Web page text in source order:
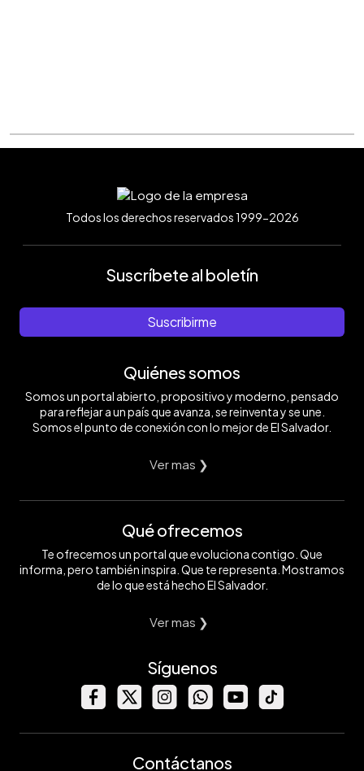
Todos los derechos reservados 1999-2026
Suscríbete al boletín
Suscribirme
Quiénes somos
Somos un portal abierto, propositivo y moderno, pensado
para reflejar a un país que avanza, se reinventa y se une.
Somos el punto de conexión con lo mejor de El Salvador.
Ver mas ❯
Qué ofrecemos
Te ofrecemos un portal que evoluciona contigo. Que
informa, pero también inspira. Que te representa. Mostramos
de lo que está hecho El Salvador.
Ver mas ❯
Síguenos
Contáctanos